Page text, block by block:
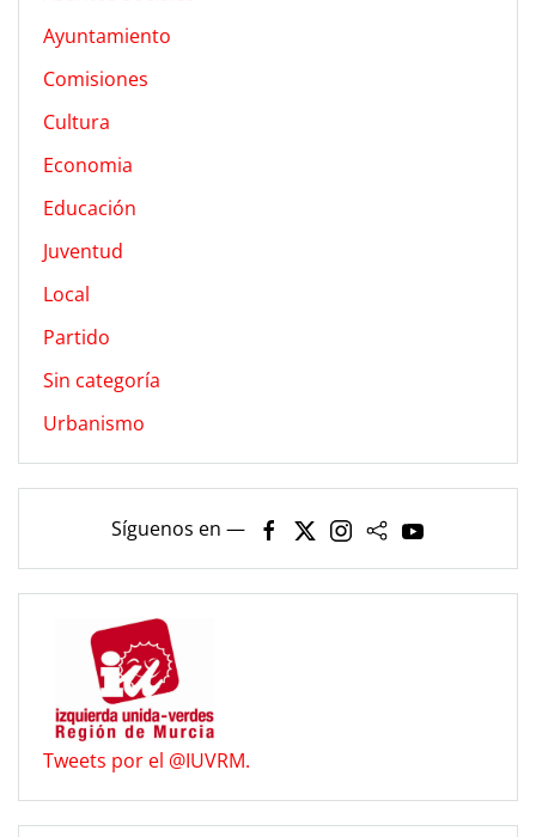
Ayuntamiento
Comisiones
Cultura
Economia
Educación
Juventud
Local
Partido
Sin categoría
Urbanismo
Síguenos en —
Tweets por el @IUVRM.